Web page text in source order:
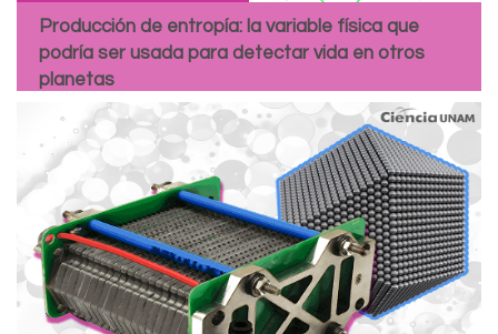
Producción de entropía: la variable física que
podría ser usada para detectar vida en otros
planetas